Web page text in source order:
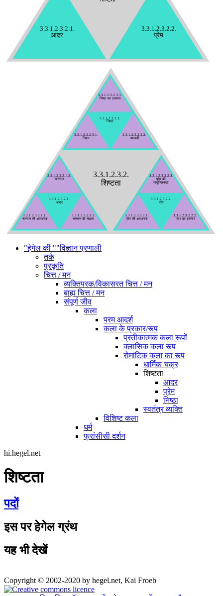
3.3.1.2.3.2.1.
आदर
3.3.1.2.3.2.2.
प्रेम
3.3.1.2.3.2.
शिष्टता
3.3.1.2.3.2.1.
आदर
3.3.1.2.3.2.1.1.
सम्मान की अवधारणा
3.3.1.2.3.2.1.2.
सम्मान की भेद्यता
3.3.1.2.3.2.1.3.
मरम्मत
3.3.1.2.3.2.2.
प्रेम
3.3.1.2.3.2.2.1.
प्रेम की अवधारणा
3.3.1.2.3.2.2.2.
प्यार का टकराव
3.3.1.2.3.2.2.3.
प्रेम की
यादृच्छिकता
3.3.1.2.3.2.3.
निष्ठा
3.3.1.2.3.2.3.1.
निष्ठा
3.3.1.2.3.2.3.2.
आजादी
3.3.1.2.3.2.3.3.
निष्ठा का टकराव
"हेगेल की ""विज्ञान प्रणाली
तर्क
प्रकृति
चित्त / मन
व्यक्तिपरक/विकासरत चित्त / मन
बाह्य चित्त / मन
संपूर्ण जीव
कला
परम आदर्श
कला के प्रकार/रूप
प्रतीकात्मक कला रूपों
क्लासिक कला रूप
रोमांटिक कला का रूप
धार्मिक चक्र
शिष्टता
आदर
प्रेम
निष्ठा
स्वतंत्र व्यक्ति
विशिष्ट कला
धर्म
फ्रांसीसी दर्शन
hi.hegel.net
शिष्टता
पदों
इस पर हेगेल ग्रंथ
यह भी देखें
Copyright © 2002-2020 by hegel.net, Kai Froeb